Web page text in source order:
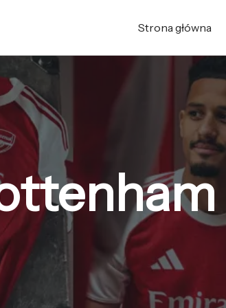
Strona główna